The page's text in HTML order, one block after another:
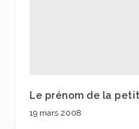
Le prénom de la
19 mars 2008